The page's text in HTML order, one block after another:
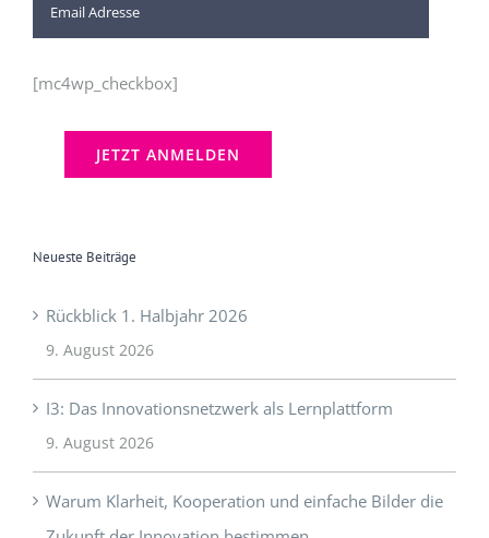
9. August 2026
9. August 2026
Zukunft der Innovation bestimmen